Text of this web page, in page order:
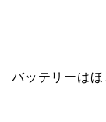
バッテリーはほ